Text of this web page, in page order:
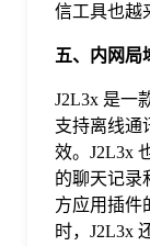
信工具也越
五、 内网
J2L3x 是一
支持离线通
效。J2L3x
的聊天记录
方应用插件
时，J2L3x